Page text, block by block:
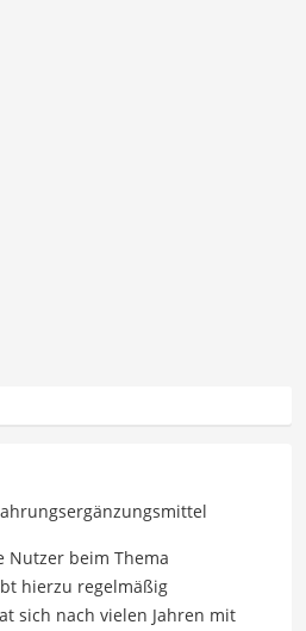
Nutzer beim Thema
hierzu regelmäßig
sich nach vielen Jahren mit